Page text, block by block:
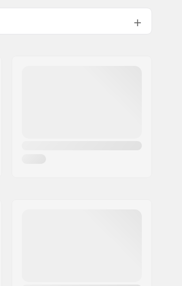
Polyester
Db Hook-up compatible, Large